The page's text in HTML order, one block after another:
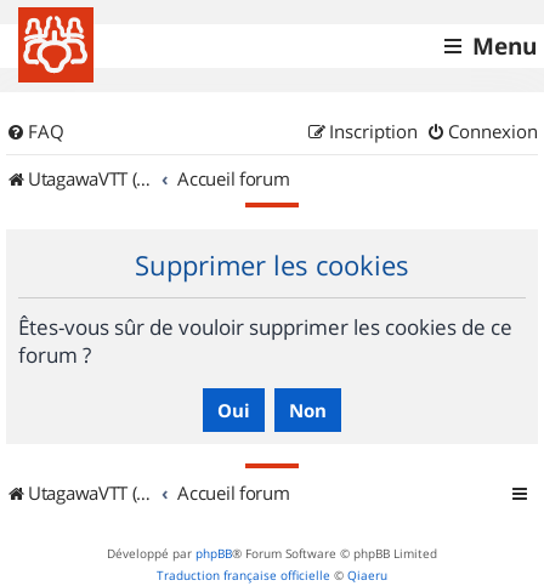
Menu
FAQ Connexion
Inscription
UtagawaVTT (Randos VTT et VTTAE avec traces GPS)
Accueil forum
Supprimer les cookies
Êtes-vous sûr de vouloir supprimer les cookies de ce
forum ?
UtagawaVTT (Randos VTT et VTTAE avec traces GPS) Accueil forum
Développé par phpBB® Forum Software © phpBB Limited
Traduction française officielle © Qiaeru